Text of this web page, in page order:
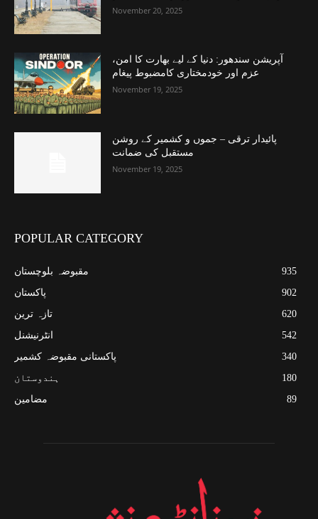
November 20, 2025
آپریشن سندھور: دنیا کے لیے بھارت کا امن،
عزم اور خودمختاری کامضبوط پیغام
November 19, 2025
پائیدار ترقی – جموں و کشمیر کے روشن
مستقبل کی ضمانت
November 19, 2025
POPULAR CATEGORY
مقبوضہ بلوچستان
935
پاکستان
902
تازہ ترین
620
انٹرنیشنل
542
پاکستانی مقبوضہ کشمیر
340
ہندوستان
180
مضامین
89